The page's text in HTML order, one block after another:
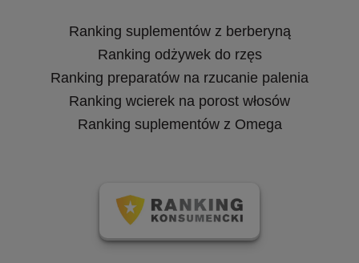
Ranking suplementów z berberyną
Ranking odżywek do rzęs
Ranking preparatów na rzucanie palenia
Ranking wcierek na porost włosów
Ranking suplementów z Omega